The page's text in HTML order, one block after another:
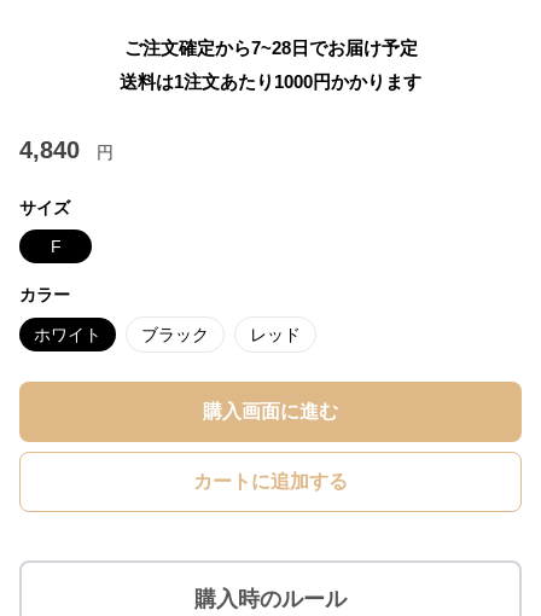
ご注文確定から7~28日でお届け予定
送料は1注文あたり 1000円かかります
4,840 円
サイズ
F
カラー
ホワイト ブラック レッド
購入画面に進む
カートに追加する
購入時のルール